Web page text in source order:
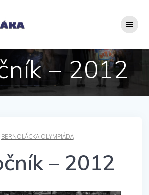
– 2012
BERNOLÁCKA OLYMPIÁDA
– 2012